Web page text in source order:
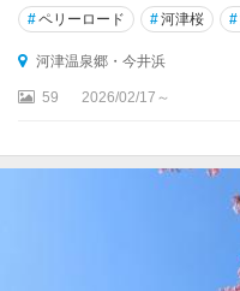
善#ペリーロード #河津桜 #
河津温泉郷・今井浜
59 2026/02/17～